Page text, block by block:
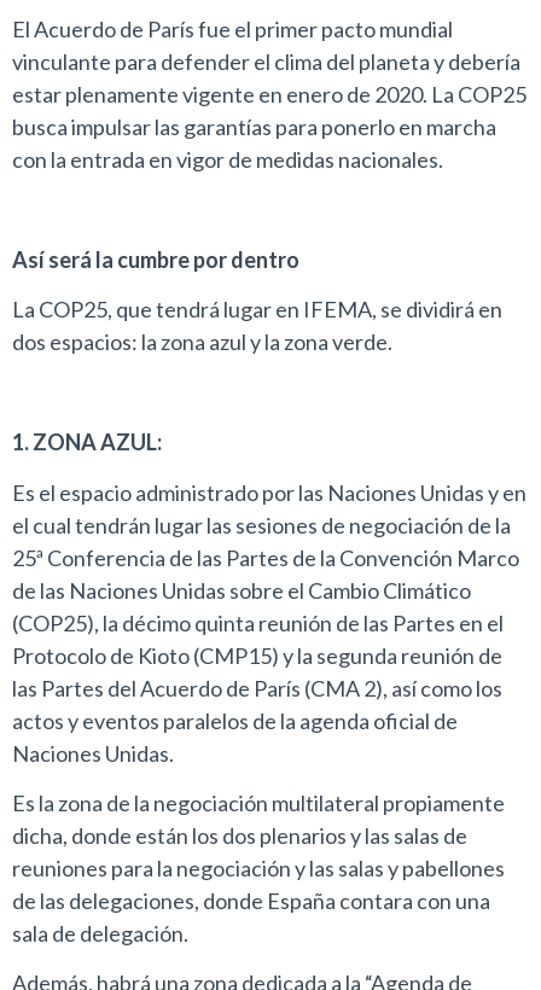
El Acuerdo de París fue el primer pacto mundial
vinculante para defender el clima del planeta y debería
estar plenamente vigente en enero de 2020. La COP25
busca impulsar las garantías para ponerlo en marcha
con la entrada en vigor de medidas nacionales.
Así será la cumbre por dentro
La COP25, que tendrá lugar en IFEMA, se dividirá en
dos espacios: la zona azul y la zona verde.
1. ZONA AZUL:
Es el espacio administrado por las Naciones Unidas y en
el cual tendrán lugar las sesiones de negociación de la
25ª Conferencia de las Partes de la Convención Marco
de las Naciones Unidas sobre el Cambio Climático
(COP25), la décimo quinta reunión de las Partes en el
Protocolo de Kioto (CMP15) y la segunda reunión de
las Partes del Acuerdo de París (CMA 2), así como los
actos y eventos paralelos de la agenda oficial de
Naciones Unidas.
Es la zona de la negociación multilateral propiamente
dicha, donde están los dos plenarios y las salas de
reuniones para la negociación y las salas y pabellones
de las delegaciones, donde España contara con una
sala de delegación.
Además, habrá una zona dedicada a la “Agenda de